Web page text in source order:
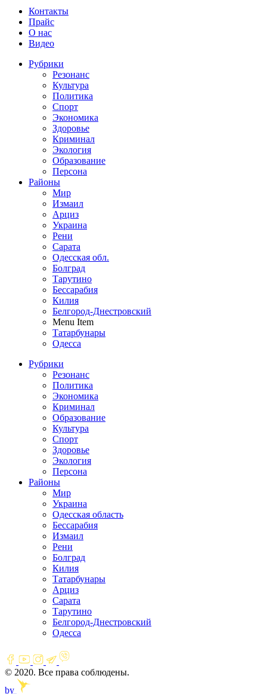
Контакты
Прайс
О нас
Видео
Рубрики
Резонанс
Культура
Политика
Спорт
Экономика
Здоровье
Криминал
Экология
Образование
Персона
Районы
Мир
Измаил
Арциз
Украина
Рени
Сарата
Одесская обл.
Болград
Тарутино
Бессарабия
Килия
Белгород-Днестровский
Menu Item
Татарбунары
Одесса
Рубрики
Резонанс
Политика
Экономика
Криминал
Образование
Культура
Спорт
Здоровье
Экология
Персона
Районы
Мир
Украина
Одесская область
Бессарабия
Измаил
Рени
Болград
Килия
Татарбунары
Арциз
Сарата
Тарутино
Белгород-Днестровский
Одесса
© 2020. Все права соблюдены.
by